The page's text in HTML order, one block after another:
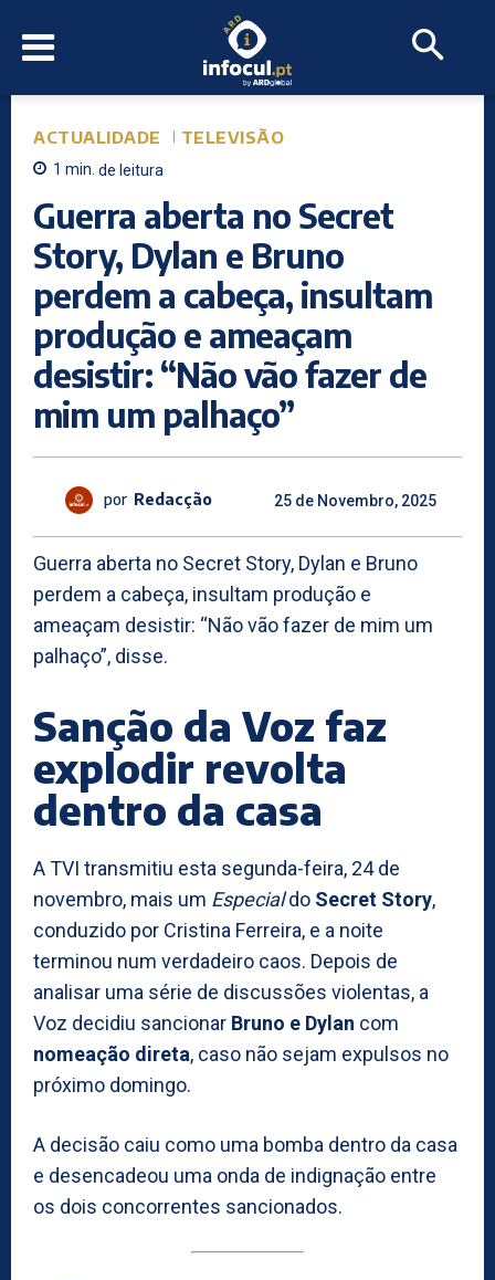
ACTUALIDADE TELEVISÃO
1 min. de leitura
Guerra aberta no Secret
Story, Dylan e Bruno
perdem a cabeça, insultam
produção e ameaçam
desistir: “Não vão fazer de
mim um palhaço”
por Redacção 25 de Novembro, 2025
Guerra aberta no Secret Story, Dylan e Bruno
perdem a cabeça, insultam produção e
ameaçam desistir: “Não vão fazer de mim um
palhaço”, disse.
Sanção da Voz faz
explodir revolta
dentro da casa
A TVI transmitiu esta segunda-feira, 24 de
novembro, mais um Especialdo Secret Story,
conduzido por Cristina Ferreira, e a noite
terminou num verdadeiro caos. Depois de
analisar uma série de discussões violentas, a
Voz decidiu sancionar Bruno e Dylan com
nomeação direta, caso não sejam expulsos no
próximo domingo.
A decisão caiu como uma bomba dentro da casa
e desencadeou uma onda de indignação entre
os dois concorrentes sancionados.